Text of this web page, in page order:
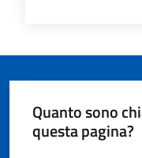
Quanto sono
questa pagina?